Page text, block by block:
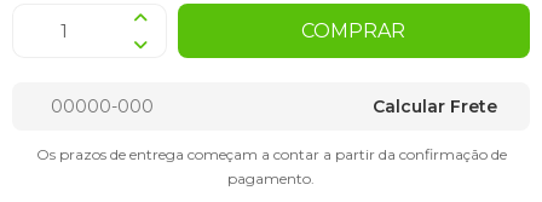
COMPRAR
Calcular Frete
Os prazos de entrega começam a contar a partir da confirmação de
pagamento.